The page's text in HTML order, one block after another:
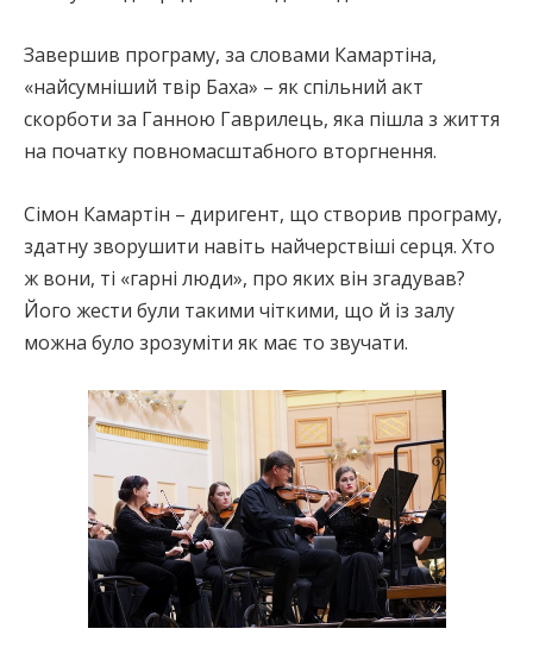
Завершив програму, за словами Камартіна,
«найсумніший твір Баха» – як спільний акт
скорботи за Ганною Гаврилець, яка пішла з життя
на початку повномасштабного вторгнення.
Сімон Камартін – диригент, що створив програму,
здатну зворушити навіть найчерствіші серця. Хто
ж вони, ті «гарні люди», про яких він згадував?
Його жести були такими чіткими, що й із залу
можна було зрозуміти як має то звучати.